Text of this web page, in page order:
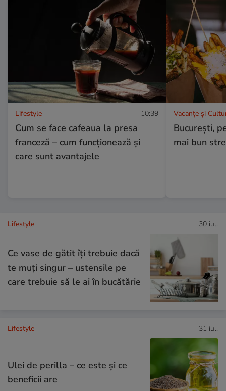
Lifestyle 10:39
Cum se face cafeaua la presa
franceză – cum funcționează și
care sunt avantajele
Vacanțe și
București,
mai bun
Lifestyle 30 iul.
Ce vase de gătit îți trebuie dacă
te muți singur – ustensile pe
care trebuie să le ai în bucătărie
Lifestyle 31 iul.
Ulei de perilla – ce este și ce
beneficii are